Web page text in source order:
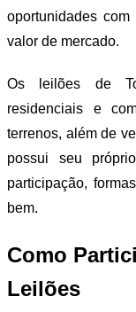
oportunidades
valor de mercado.
Os leilões de
residenciais e
terrenos, além de
possui seu
participação,
bem.
Como
Leilões